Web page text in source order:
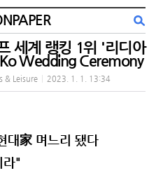
세계 랭킹 1위 '리디아
Wedding Ceremony
& Leisure 2023. 1. 1. 13:34
대家 며느리 됐다
라"